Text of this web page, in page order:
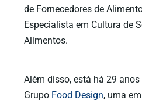
de Fornecedores de
Especialista em Cultura de
Alimentos.
Além disso, está há 29
Grupo Food Design, uma